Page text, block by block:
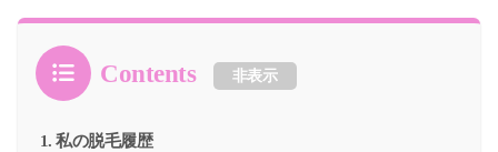
Contents 非表示
私の脱毛履歴